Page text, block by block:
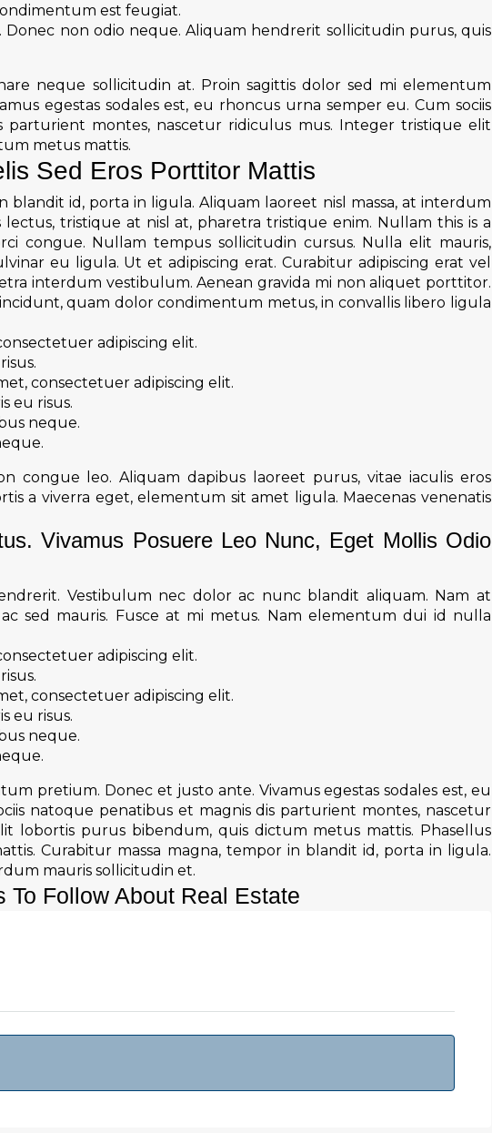
est feugiat.
Donec non odio neque. Aliquam hendrerit sollicitudin purus, quis
neque sollicitudin at. Proin sagittis dolor sed mi elementum
egestas sodales est, eu rhoncus urna semper eu. Cum sociis
parturient montes, nascetur ridiculus mus. Integer tristique elit
metus mattis.
Sed Eros Porttitor Mattis
blandit id, porta in ligula. Aliquam laoreet nisl massa, at interdum
lectus, tristique at nisl at, pharetra tristique enim. Nullam this is a
congue. Nullam tempus sollicitudin cursus. Nulla elit mauris,
eu ligula. Ut et adipiscing erat. Curabitur adipiscing erat vel
interdum vestibulum. Aenean gravida mi non aliquet porttitor.
quam dolor condimentum metus, in convallis libero ligula
adipiscing elit.
consectetuer adipiscing elit.
eu risus.
neque.
congue leo. Aliquam dapibus laoreet purus, vitae iaculis eros
a viverra eget, elementum sit amet ligula. Maecenas venenatis
Vivamus Posuere Leo Nunc, Eget Mollis Odio
Vestibulum nec dolor ac nunc blandit aliquam. Nam at
sed mauris. Fusce at mi metus. Nam elementum dui id nulla
adipiscing elit.
consectetuer adipiscing elit.
eu risus.
neque.
pretium. Donec et justo ante. Vivamus egestas sodales est, eu
natoque penatibus et magnis dis parturient montes, nascetur
lobortis purus bibendum, quis dictum metus mattis. Phasellus
Curabitur massa magna, tempor in blandit id, porta in ligula.
mauris sollicitudin et.
To Follow About Real Estate